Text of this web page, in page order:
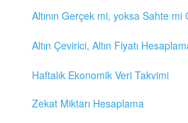
Altının Gerçek mi, yoksa Sahte mi
Altın Çevirici, Altın Fiyatı
Haftalık Ekonomik Veri Takvimi
Zekat Miktarı Hesaplama